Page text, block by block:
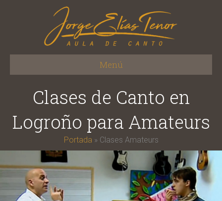
Menú
Clases de Canto en
Logroño para Amateurs
Portada » Clases Amateurs